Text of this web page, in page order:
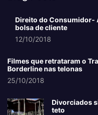
Direito do Consumidor-
bolsa de cliente
12/10/2018
Filmes que retrataram o
Borderline nas telonas
25/10/2018
Divorciados
teto